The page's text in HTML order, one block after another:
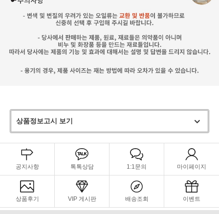
상품정보고시 보기
공지사항 톡톡상담 1:1문의 마이페이지
상품후기 VIP 게시판 배송조회 이벤트